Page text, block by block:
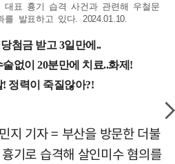
대표 흉기 습격 사건과 관련해 우철문
발표하고 있다. 2024.01.10.
지 기자 = 부산을 방문한 더불
기로 습격해 살인미수 혐의를